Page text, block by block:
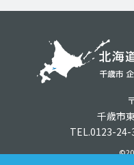
千歳市
TEL.0123-24-